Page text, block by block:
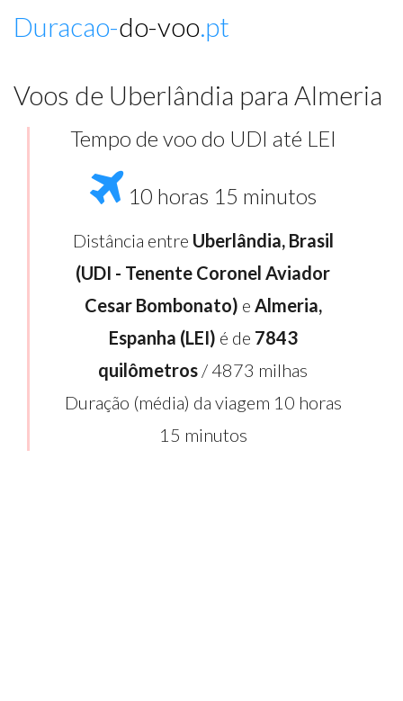
Duracao-do-voo.pt
Voos de Uberlândia para Almeria
Tempo de voo do UDI até LEI
10 horas 15 minutos
Distância entre Uberlândia, Brasil
(UDI - Tenente Coronel Aviador
Cesar Bombonato) e Almeria,
Espanha (LEI) é de 7843
quilômetros / 4873 milhas
Duração (média) da viagem 10 horas
15 minutos